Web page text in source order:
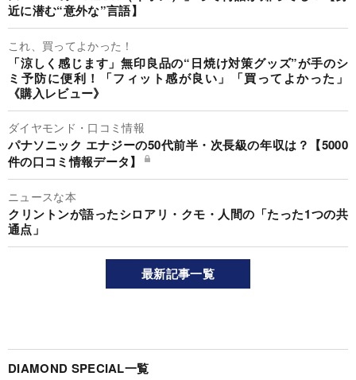
近に潜む“意外な”言語】
これ、買ってよかった！
「涼しく感じます」無印良品の“日焼け対策グッズ”が手のシ
ミ予防に便利！「フィット感が良い」「買ってよかった」
《購入レビュー》
ダイヤモンド・口コミ情報
パナソニック エナジーの50代前半・次長級の年収は？【5000
件の口コミ情報データ】
ニュースな本
クリントンが語ったシロアリ・クモ・人間の「たった1つの共
通点」
最新記事一覧
DIAMOND SPECIAL一覧